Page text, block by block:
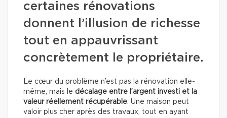
certaines rénovations
donnent l’illusion de richesse
tout en appauvrissant
concrètement le propriétaire.
Le cœur du problème n’est pas la rénovation elle-
même, mais le décalage entre l’argent investi et la
valeur réellement récupérable. Une maison peut
valoir plus cher après des travaux, tout en ayant